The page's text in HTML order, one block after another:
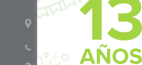
1ro Cll Pte, y 61 Av Nte,
Teléfono: +503 6986 1402